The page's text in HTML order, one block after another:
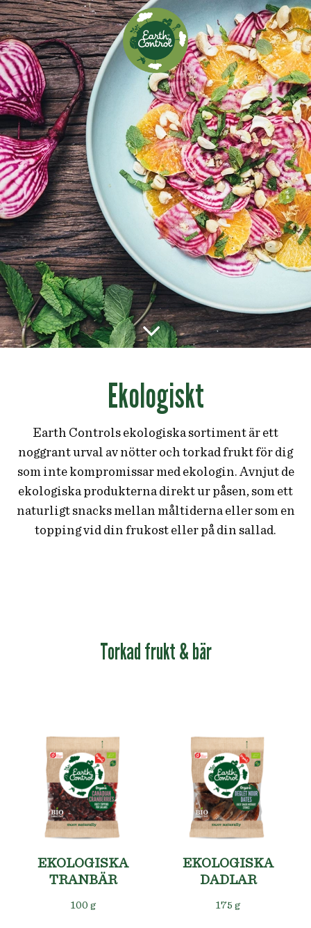
Ekologiskt
Earth Controls ekologiska sortiment är ett
noggrant urval av nötter och torkad frukt för dig
som inte kompromissar med ekologin. Avnjut de
ekologiska produkterna direkt ur påsen, som ett
naturligt snacks mellan måltiderna eller som en
topping vid din frukost eller på din sallad.
Torkad frukt & bär
EKOLOGISKA
TRANBÄR
100 g
EKOLOGISKA
DADLAR
175 g